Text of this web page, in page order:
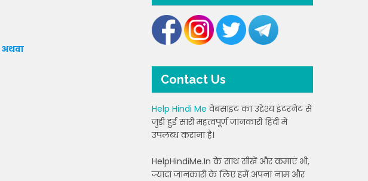
अथवा
Contact Us
Help Hindi Me वेबसाइट का उद्देश्य इंटरनेट से
जुड़ी हुई सारी महत्वपूर्ण जानकारी हिंदी में
उपलब्ध कराना है।
HelpHindiMe.In के साथ सीखें और कमाएं भी,
ज्यादा जानकारी के लिए हमें अपना नाम और